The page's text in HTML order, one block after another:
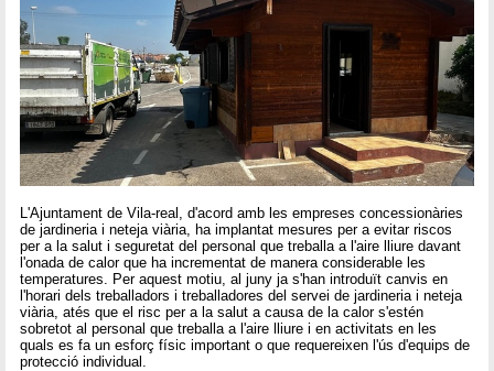
L'Ajuntament de Vila-real, d'acord amb les empreses concessionàries
de jardineria i neteja viària, ha implantat mesures per a evitar riscos
per a la salut i seguretat del personal que treballa a l'aire lliure davant
l'onada de calor que ha incrementat de manera considerable les
temperatures. Per aquest motiu, al juny ja s'han introduït canvis en
l'horari dels treballadors i treballadores del servei de jardineria i neteja
viària, atés que el risc per a la salut a causa de la calor s'estén
sobretot al personal que treballa a l'aire lliure i en activitats en les
quals es fa un esforç físic important o que requereixen l'ús d'equips de
protecció individual.